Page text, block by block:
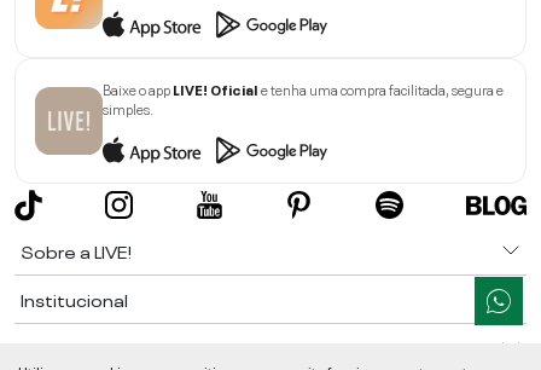
Baixe o appLIVE! Oficiale tenha uma compra facilitada, segura e
simples.
Sobre a LIVE!
Institucional